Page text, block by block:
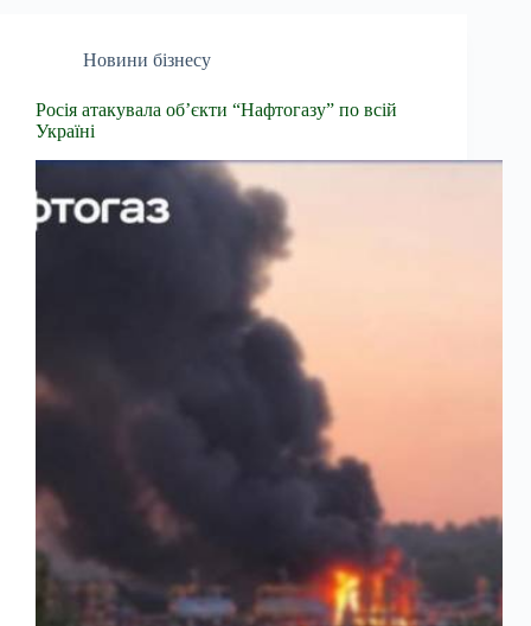
Новини бізнесу
Росія атакувала об’єкти “Нафтогазу” по всій
Україні